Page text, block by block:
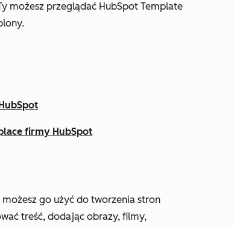
możesz przeglądać HubSpot Template
firmy HubSpot
go użyć do tworzenia stron
treść, dodając obrazy, filmy,